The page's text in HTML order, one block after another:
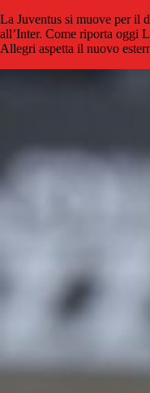
La Juventus si muove per il
all’Inter. Come riporta oggi
Allegri aspetta il nuovo